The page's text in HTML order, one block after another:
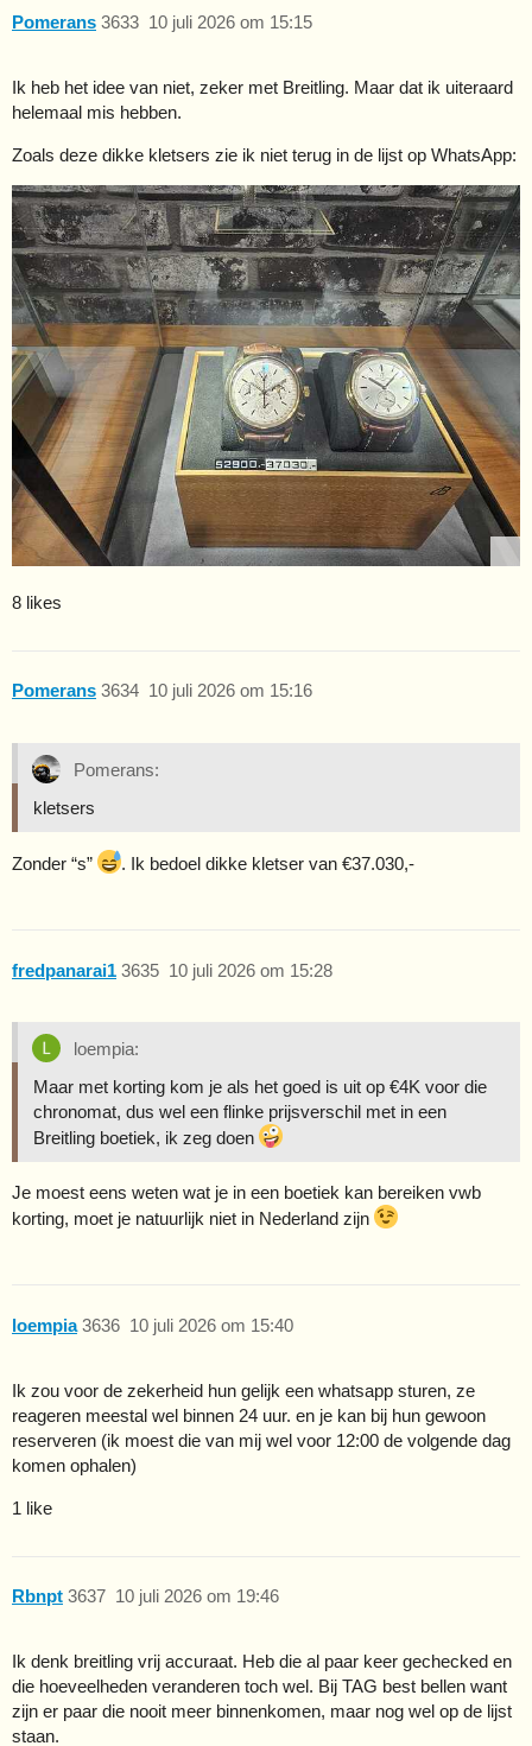
Pomerans 10 juli 2026 om 15:15
3633
Ik heb het idee van niet, zeker met Breitling. Maar dat ik uiteraard
helemaal mis hebben.
Zoals deze dikke kletsers zie ik niet terug in de lijst op WhatsApp:
8 likes
Pomerans 10 juli 2026 om 15:16
3634
Pomerans:
kletsers
Zonder “s” . Ik bedoel dikke kletser van €37.030,-
fredpanarai1 10 juli 2026 om 15:28
3635
loempia:
Maar met korting kom je als het goed is uit op €4K voor die
chronomat, dus wel een flinke prijsverschil met in een
Breitling boetiek, ik zeg doen
Je moest eens weten wat je in een boetiek kan bereiken vwb
korting, moet je natuurlijk niet in Nederland zijn
loempia 10 juli 2026 om 15:40
3636
Ik zou voor de zekerheid hun gelijk een whatsapp sturen, ze
reageren meestal wel binnen 24 uur. en je kan bij hun gewoon
reserveren (ik moest die van mij wel voor 12:00 de volgende dag
komen ophalen)
1 like
Rbnpt 10 juli 2026 om 19:46
3637
Ik denk breitling vrij accuraat. Heb die al paar keer gechecked en
die hoeveelheden veranderen toch wel. Bij TAG best bellen want
zijn er paar die nooit meer binnenkomen, maar nog wel op de lijst
staan.